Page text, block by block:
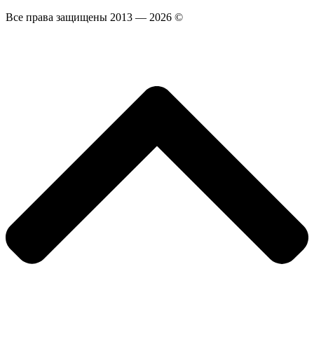
Все права защищены 2013 — 2026 ©